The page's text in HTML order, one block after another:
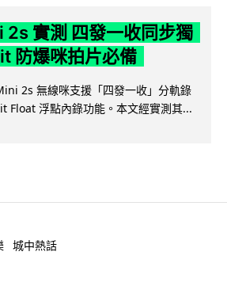
實測 四發一收同步獨
防爆咪拍片必備
2s 無線咪支援「四發一收」分軌錄
Float 浮點內錄功能。本文經實測其...
城中熱話